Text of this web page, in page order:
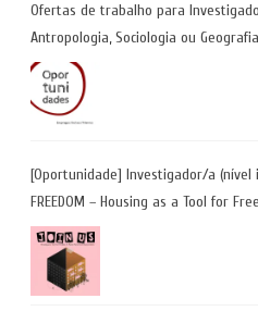
Ofertas de trabalho para
Antropologia, Sociologia ou
Coimbra | Candidaturas até 29 de
[Oportunidade] Investigador/a (nível
FREEDOM – Housing as a Tool for
Incarceration” | até 8 de maio